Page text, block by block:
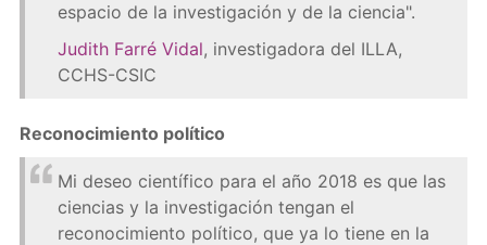
espacio de la investigación y de la ciencia".
Judith Farré Vidal, investigadora del ILLA,
CCHS-CSIC
Reconocimiento político
Mi deseo científico para el año 2018 es que las
ciencias y la investigación tengan el
reconocimiento político, que ya lo tiene en la